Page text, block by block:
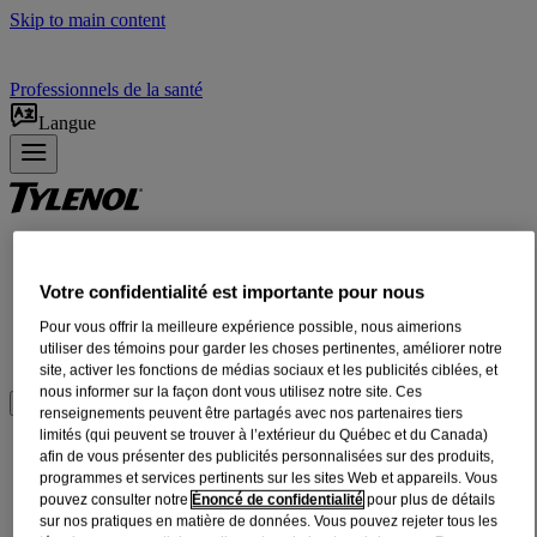
Skip to main content
Professionnels de la santé
Langue
SOULAGEMENT, ADULTES
POSOLOGIE ET UTILISATION
À PROPOS DE NOUS
Où acheter
Gélules TYLENOL®Action rapide pour
le mal de tête
Votre confidentialité est importante pour nous
Pour vous offrir la meilleure expérience possible, nous aimerions
utiliser des témoins pour garder les choses pertinentes, améliorer notre
site, activer les fonctions de médias sociaux et les publicités ciblées, et
nous informer sur la façon dont vous utilisez notre site. Ces
renseignements peuvent être partagés avec nos partenaires tiers
limités (qui peuvent se trouver à l’extérieur du Québec et du Canada)
afin de vous présenter des publicités personnalisées sur des produits,
programmes et services pertinents sur les sites Web et appareils. Vous
pouvez consulter notreÉnoncé de confidentialité pour plus de détails
sur nos pratiques en matière de données. Vous pouvez rejeter tous les